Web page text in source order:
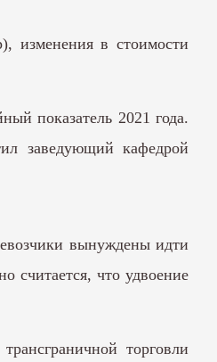
изменения в стоимости
показатель 2021 года.
заведующий кафедрой
вынуждены идти
считается, что удвоение
торговли